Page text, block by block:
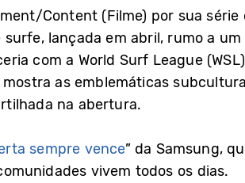
Content (Filme) por sua
lançada em abril, rumo a
com a World Surf League
as emblemáticas
na abertura.
sempre vence” da Samsung,
vivem todos os dias.